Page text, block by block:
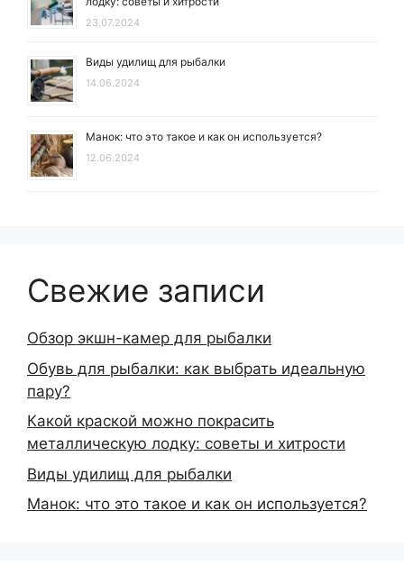
23.07.2024
Виды удилищ для рыбалки
14.06.2024
Манок: что это такое и как он используется?
12.06.2024
Свежие записи
Обзор экшн-камер для рыбалки
Обувь для рыбалки: как выбрать идеальную
пару?
Какой краской можно покрасить
металлическую лодку: советы и хитрости
Виды удилищ для рыбалки
Манок: что это такое и как он используется?